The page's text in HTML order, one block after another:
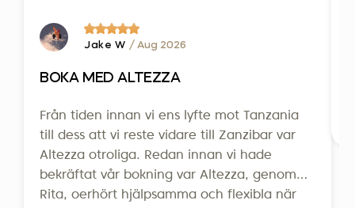
Jake W / Aug 2026
BOKA MED ALTEZZA
Från tiden innan vi ens lyfte mot Tanzania
till dess att vi reste vidare till Zanzibar var
Altezza otroliga. Redan innan vi hade
bekräftat vår bokning var Altezza, genom
Rita, oerhört hjälpsamma och flexibla när